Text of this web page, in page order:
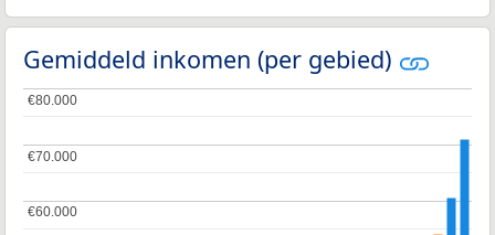
Gemiddeld inkomen (per gebied)
€60.000
€60.000
€70.000
€70.000
€80.000
€80.000